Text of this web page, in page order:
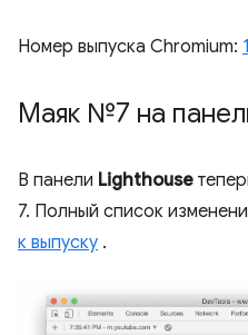
Номер выпуска Chromium:
Маяк №7 на
В панели Lighthouse
7. Полный список
к выпуску .